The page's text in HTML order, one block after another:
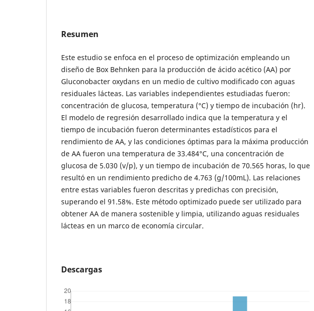
Resumen
Este estudio se enfoca en el proceso de optimización empleando un
diseño de Box Behnken para la producción de ácido acético (AA) por
Gluconobacter oxydans en un medio de cultivo modificado con aguas
residuales lácteas. Las variables independientes estudiadas fueron:
concentración de glucosa, temperatura (°C) y tiempo de incubación (hr).
El modelo de regresión desarrollado indica que la temperatura y el
tiempo de incubación fueron determinantes estadísticos para el
rendimiento de AA, y las condiciones óptimas para la máxima producción
de AA fueron una temperatura de 33.484°C, una concentración de
glucosa de 5.030 (v/p), y un tiempo de incubación de 70.565 horas, lo que
resultó en un rendimiento predicho de 4.763 (g/100mL). Las relaciones
entre estas variables fueron descritas y predichas con precisión,
superando el 91.58%. Este método optimizado puede ser utilizado para
obtener AA de manera sostenible y limpia, utilizando aguas residuales
lácteas en un marco de economía circular.
Descargas